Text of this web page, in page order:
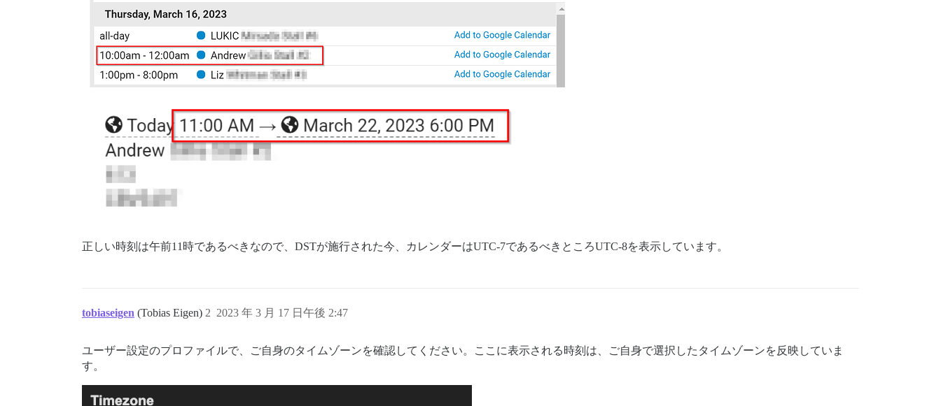
正しい時刻は午前11時であるべきなので、DSTが施行された今、カレンダーはUTC-7であるべきところUTC-8を表示しています。
tobiaseigen (Tobias Eigen) 2023 年 3 月 17 日午後 2:47
2
ユーザー設定のプロファイルで、ご自身のタイムゾーンを確認してください。ここに表示される時刻は、ご自身で選択したタイムゾーンを反映していま
す。